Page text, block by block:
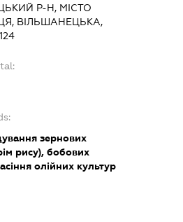
Р-Н, МІСТО
ВІЛЬШАНЕЦЬКА,
зернових
рису), бобових
олійних культур